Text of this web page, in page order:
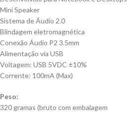
Mini Speaker
Sistema de Áudio 2.0
Blindagem eletromagnética
Conexão Áudio P2 3.5mm
Alimentação via USB
Voltagem: USB 5VDC ±10%
Corrente: 100mA (Max)
Peso:
320 gramas (bruto com embalagem